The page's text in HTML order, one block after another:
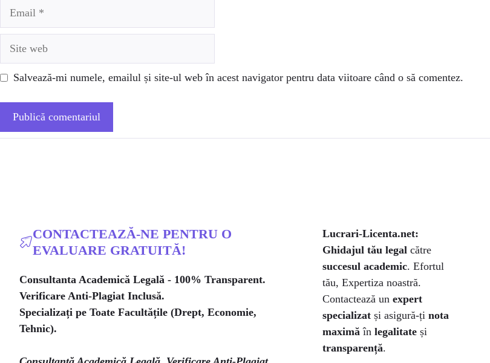
Salvează-mi numele, emailul și site-ul web în acest navigator pentru data viitoare când o să comentez.
CONTACTEAZĂ-NE PENTRU O
EVALUARE GRATUITĂ!
Consultanta Academică Legală - 100% Transparent.
Verificare Anti-Plagiat Inclusă.
Specializați pe Toate Facultățile (Drept, Economie,
Tehnic).
Lucrari-Licenta.net:
Ghidajul tău legal către
succesul academic. Efortul
tău, Expertiza noastră.
Contactează unexpert
specializat și asigură-ținota
maximă înlegalitate și
transparență.